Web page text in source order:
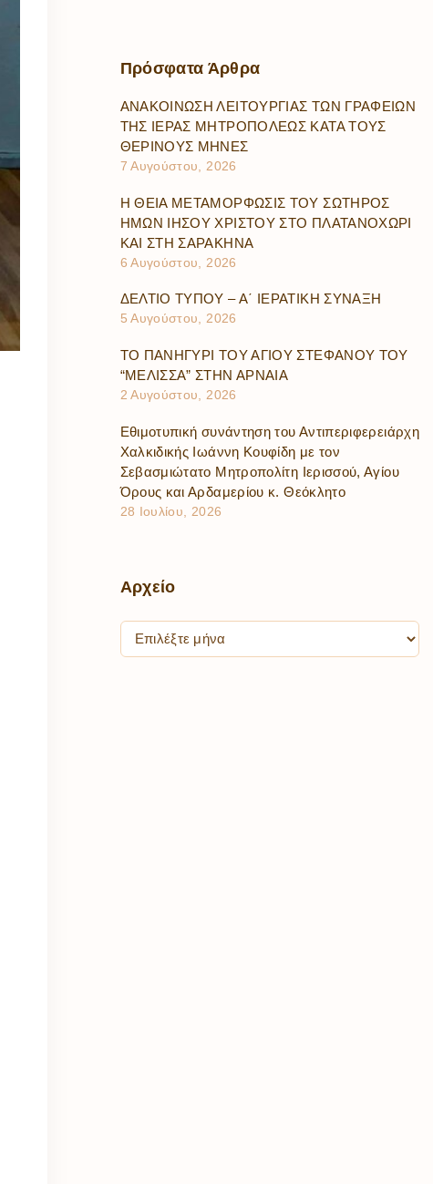
Πρόσφατα Άρθρα
ΑΝΑΚΟΙΝΩΣΗ ΛΕΙΤΟΥΡΓΙΑΣ ΤΩΝ ΓΡΑΦΕΙΩΝ
ΤΗΣ ΙΕΡΑΣ ΜΗΤΡΟΠΟΛΕΩΣ ΚΑΤΑ ΤΟΥΣ
ΘΕΡΙΝΟΥΣ ΜΗΝΕΣ
7 Αυγούστου, 2026
Η ΘΕΙΑ ΜΕΤΑΜΟΡΦΩΣΙΣ ΤΟΥ ΣΩΤΗΡΟΣ
ΗΜΩΝ ΙΗΣΟΥ ΧΡΙΣΤΟΥ ΣΤΟ ΠΛΑΤΑΝΟΧΩΡΙ
ΚΑΙ ΣΤΗ ΣΑΡΑΚΗΝΑ
6 Αυγούστου, 2026
ΔΕΛΤΙΟ ΤΥΠΟΥ – Α΄ ΙΕΡΑΤΙΚΗ ΣΥΝΑΞΗ
5 Αυγούστου, 2026
ΤΟ ΠΑΝΗΓΥΡΙ ΤΟΥ ΑΓΙΟΥ ΣΤΕΦΑΝΟΥ ΤΟΥ
“ΜΕΛΙΣΣΑ” ΣΤΗΝ ΑΡΝΑΙΑ
2 Αυγούστου, 2026
Εθιμοτυπική συνάντηση του Αντιπεριφερειάρχη
Χαλκιδικής Ιωάννη Κουφίδη με τον
Σεβασμιώτατο Μητροπολίτη Ιερισσού, Αγίου
Όρους και Αρδαμερίου κ. Θεόκλητο
28 Ιουλίου, 2026
Αρχείο